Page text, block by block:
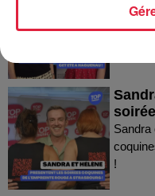
Fanny
Sandra
!